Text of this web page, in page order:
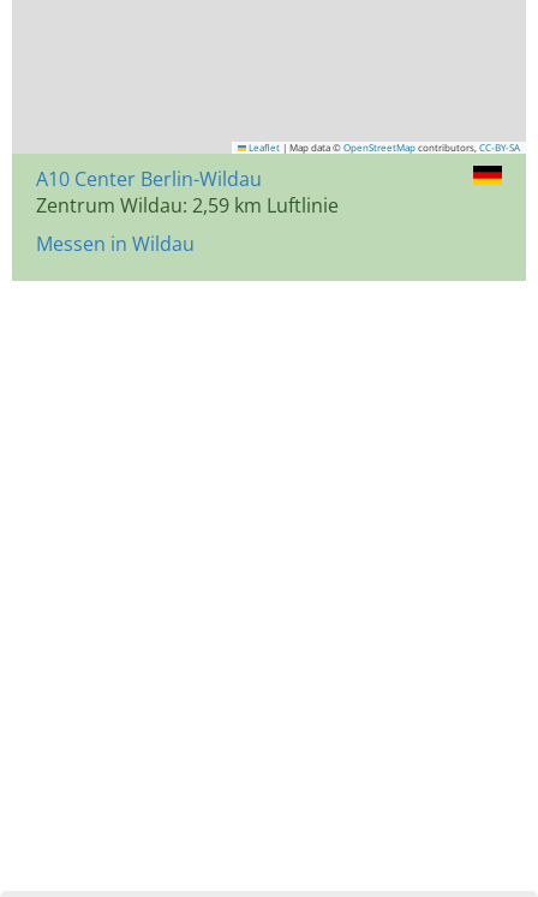
Leaflet | Map data © OpenStreetMap contributors, CC-BY-SA
A10 Center Berlin-Wildau
Zentrum Wildau: 2,59 km Luftlinie
Messen in Wildau